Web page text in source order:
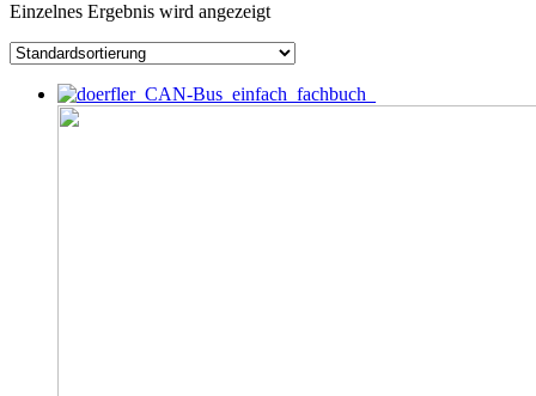
Einzelnes Ergebnis wird angezeigt